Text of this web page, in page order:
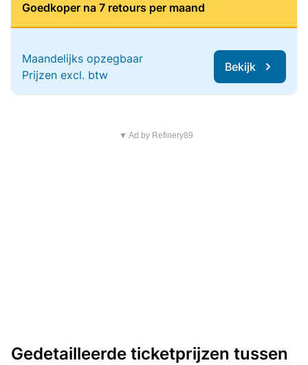
Goedkoper na 7 retours per maand
Maandelijks opzegbaar
Prijzen excl. btw
Bekijk
▼ Ad by Refinery89
Gedetailleerde ticketprijzen tussen